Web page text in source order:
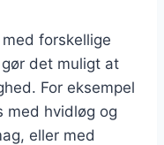
forskellige
det muligt at
For eksempel
med hvidløg og
eller med